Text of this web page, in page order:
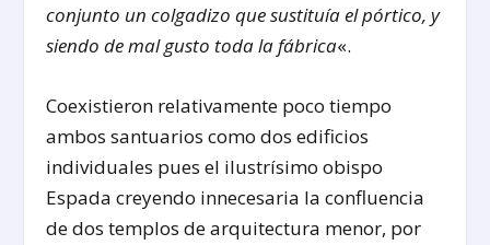
conjunto un colgadizo que sustituía el pórtico, y
siendo de mal gusto toda la fábrica«.
Coexistieron relativamente poco tiempo
ambos santuarios como dos edificios
individuales pues el ilustrísimo obispo
Espada creyendo innecesaria la confluencia
de dos templos de arquitectura menor, por